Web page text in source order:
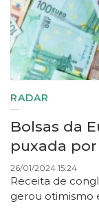
RADAR
Bolsas da
puxada
26/01/2024 15:24
Receita de
gerou otimismo